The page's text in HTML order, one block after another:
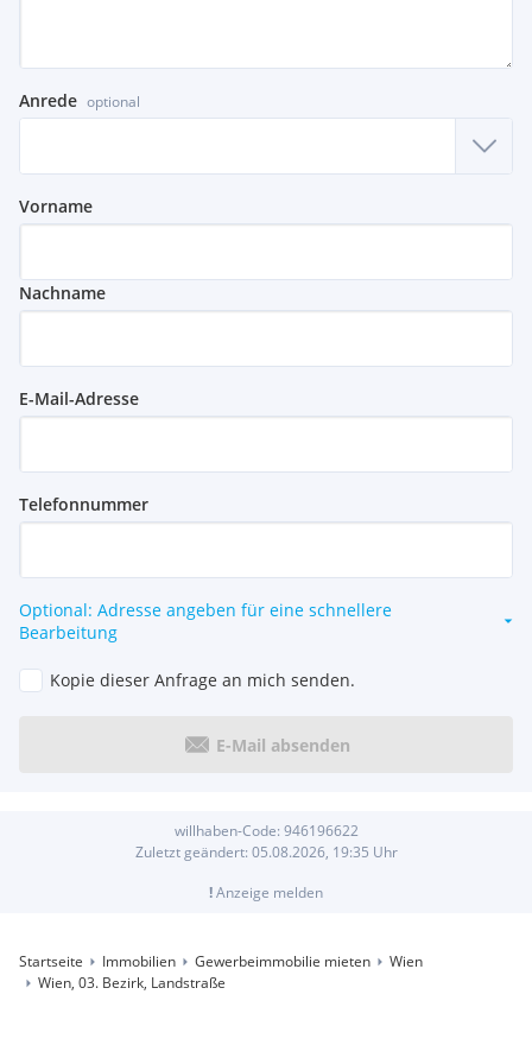
Anrede optional
Vorname
Nachname
E-Mail-Adresse
Telefonnummer
Optional: Adresse angeben für eine schnellere
Bearbeitung
Kopie dieser Anfrage an mich senden.
E-Mail absenden
willhaben-Code: 946196622
Zuletzt geändert: 05.08.2026, 19:35 Uhr
!Anzeige melden
Startseite Immobilien Gewerbeimmobilie mieten
Wien
Wien, 03. Bezirk, Landstraße